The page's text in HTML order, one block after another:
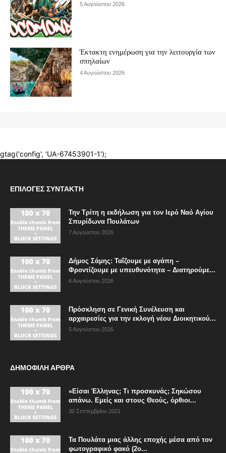
ΕΠΙΛΟΓΈΣ ΣΥΝΤΆΚΤΗ
Την Τρίτη η εκδήλωση για τον Ιερό Ναό Αγίου
Σπυρίδωνα Πουλάτων
7 Αυγούστου 2026
Δήμος Σάμης: Ταΐζουμε με αγάπη –
Φροντίζουμε με υπευθυνότητα – Διατηρούμε...
6 Αυγούστου 2026
Πρόσκληση σε Γενική Συνέλευση και
αρχαιρεσίες για την εκλογή νέου Διοικητικού...
5 Αυγούστου 2026
ΔΗΜΟΦΙΛΗ ΑΡΘΡΑ
«Είσαι Έλληνας; Τι προσκυνάς; Σηκώσου
απάνω. Εμείς και στους Θεούς, όρθιοι...
30 Σεπτεμβρίου 2021
Τα Πουλάτα μιας άλλης εποχής μέσα από τον
φωτογραφικό φακό (2ο...